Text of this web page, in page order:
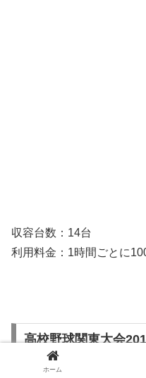
収容台数：14台
利用料金：1時間ごとに
高校野球関東大会
ホーム